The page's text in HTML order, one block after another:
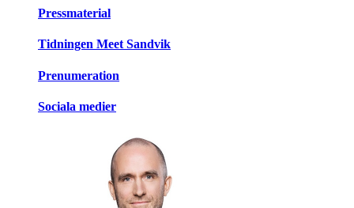
Pressmaterial
Tidningen Meet Sandvik
Prenumeration
Sociala medier